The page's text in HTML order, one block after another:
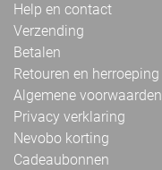
Help en contact
Verzending
Betalen
Retouren en herroeping
Algemene voorwaarden
Privacy verklaring
Nevobo korting
Cadeaubonnen